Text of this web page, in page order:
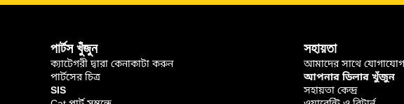
পার্টস খুঁজুন
ক্যাটেগরী দ্বারা কেনাকাটা করুন
পার্টসের চিত্র
SIS
সহায়তা
আমাদের সাথে
আপনার ডিলার খুঁজুন
সহায়তা কেন্দ্র